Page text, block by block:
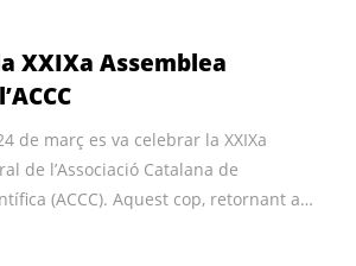
XXIXa Assemblea
de març es va celebrar la XXIXa
de l’Associació Catalana de
(ACCC). Aquest cop, retornant a…